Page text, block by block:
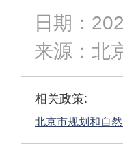
日期：
来源： 北
相关政策:
北京市规划和自